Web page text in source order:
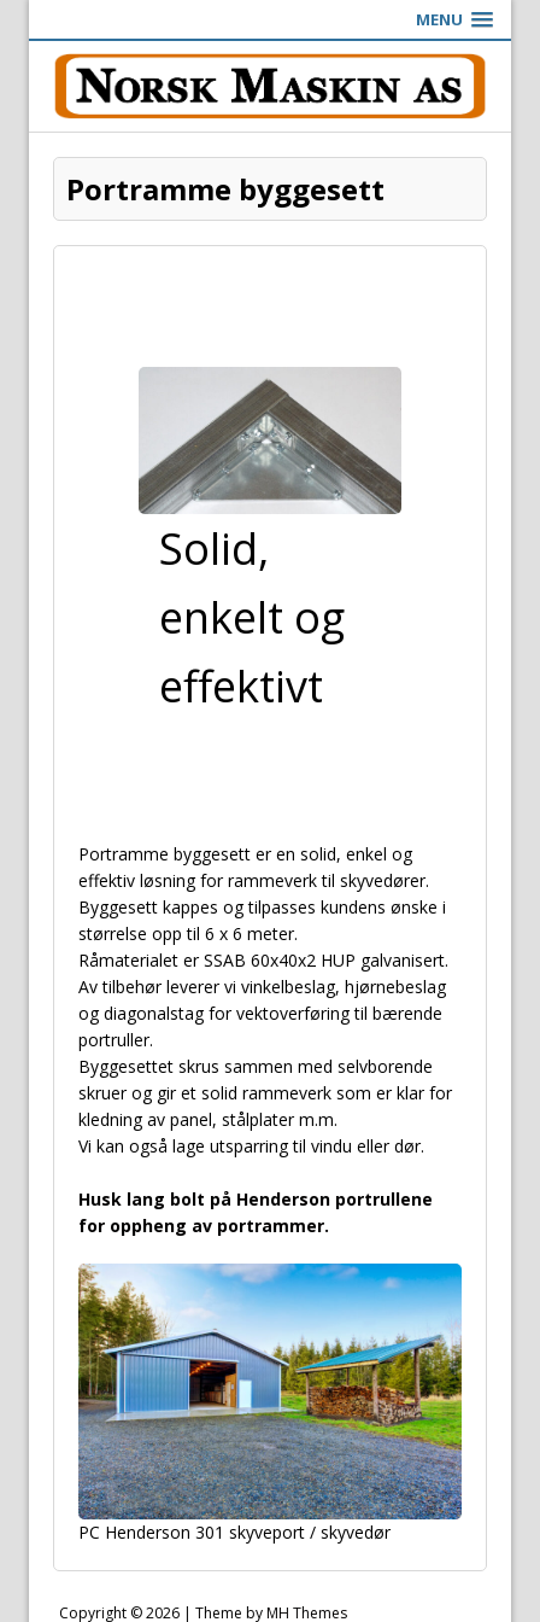
MENU
Portramme byggesett
Solid,
enkelt og
effektivt
Portramme byggesett er en solid, enkel og
effektiv løsning for rammeverk til skyvedører.
Byggesett kappes og tilpasses kundens ønske i
størrelse opp til 6 x 6 meter.
Råmaterialet er SSAB 60x40x2 HUP galvanisert.
Av tilbehør leverer vi vinkelbeslag, hjørnebeslag
og diagonalstag for vektoverføring til bærende
portruller.
Byggesettet skrus sammen med selvborende
skruer og gir et solid rammeverk som er klar for
kledning av panel, stålplater m.m.
Vi kan også lage utsparring til vindu eller dør.
Husk lang bolt på Henderson portrullene
for oppheng av portrammer.
PC Henderson 301 skyveport / skyvedør
Copyright © 2026 | Theme byMH Themes